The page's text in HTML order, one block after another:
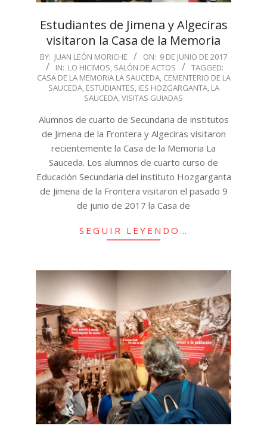
Estudiantes de Jimena y Algeciras
visitaron la Casa de la Memoria
2017-
06-
09
BY: JUAN LEÓN MORICHE ON: 9 DE JUNIO DE 2017
IN: LO HICIMOS, SALÓN DE ACTOS
TAGGED:
CASA DE LA MEMORIA LA SAUCEDA, CEMENTERIO DE LA
SAUCEDA, ESTUDIANTES, IES HOZGARGANTA, LA
SAUCEDA,VISITAS GUIADAS
Alumnos de cuarto de Secundaria de institutos
de Jimena de la Frontera y Algeciras visitaron
recientemente la Casa de la Memoria La
Sauceda. Los alumnos de cuarto curso de
Educación Secundaria del instituto Hozgarganta
de Jimena de la Frontera visitaron el pasado 9
de junio de 2017 la Casa de
SEGUIR LEYENDO…